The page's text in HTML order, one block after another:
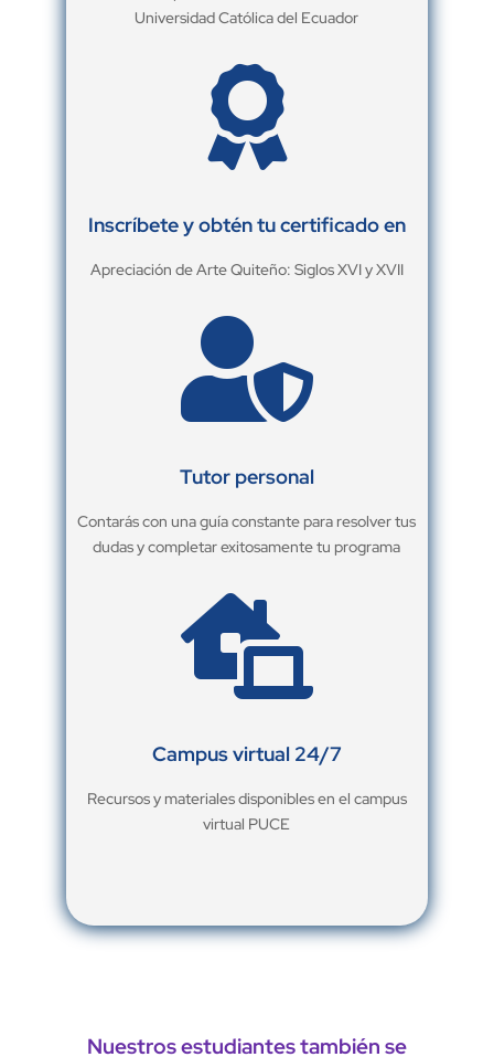
Universidad Católica del Ecuador

Inscríbete y obtén tu certificado en
Apreciación de Arte Quiteño: Siglos XVI y XVII

Tutor personal
Contarás con una guía constante para resolver tus
dudas y completar exitosamente tu programa

Campus virtual 24/7
Recursos y materiales disponibles en el campus
virtual PUCE
Nuestros estudiantes también se